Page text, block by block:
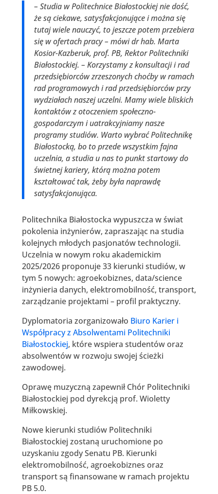
– Studia w Politechnice Białostockiej nie dość,
że są ciekawe, satysfakcjonujące i można się
tutaj wiele nauczyć, to jeszcze potem przebiera
się w ofertach pracy – mówi dr hab. Marta
Kosior-Kazberuk, prof. PB, Rektor Politechniki
Białostockiej. – Korzystamy z konsultacji i rad
przedsiębiorców zrzeszonych choćby w ramach
rad programowych i rad przedsiębiorców przy
wydziałach naszej uczelni. Mamy wiele bliskich
kontaktów z otoczeniem społeczno-
gospodarczym i uatrakcyjniamy nasze
programy studiów. Warto wybrać Politechnikę
Białostocką, bo to przede wszystkim fajna
uczelnia, a studia u nas to punkt startowy do
świetnej kariery, którą można potem
kształtować tak, żeby była naprawdę
satysfakcjonująca.
Politechnika Białostocka wypuszcza w świat
pokolenia inżynierów, zapraszając na studia
kolejnych młodych pasjonatów technologii.
Uczelnia w nowym roku akademickim
2025/2026 proponuje 33 kierunki studiów, w
tym 5 nowych: agroekobiznes, data/science
inżynieria danych, elektromobilność, transport,
zarządzanie projektami – profil praktyczny.
Dyplomatoria zorganizowało Biuro Karier i
Współpracy z Absolwentami Politechniki
Białostockiej, które wspiera studentów oraz
absolwentów w rozwoju swojej ścieżki
zawodowej.
Oprawę muzyczną zapewnił Chór Politechniki
Białostockiej pod dyrekcją prof. Wioletty
Miłkowskiej.
Nowe kierunki studiów Politechniki
Białostockiej zostaną uruchomione po
uzyskaniu zgody Senatu PB. Kierunki
elektromobilność, agroekobiznes oraz
transport są finansowane w ramach projektu
PB 5.0.